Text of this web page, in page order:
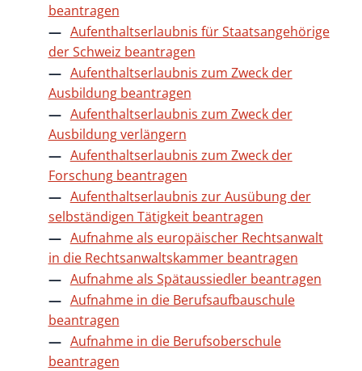
beantragen
Aufenthaltserlaubnis für Staatsangehörige
der Schweiz beantragen
Aufenthaltserlaubnis zum Zweck der
Ausbildung beantragen
Aufenthaltserlaubnis zum Zweck der
Ausbildung verlängern
Aufenthaltserlaubnis zum Zweck der
Forschung beantragen
Aufenthaltserlaubnis zur Ausübung der
selbständigen Tätigkeit beantragen
Aufnahme als europäischer Rechtsanwalt
in die Rechtsanwaltskammer beantragen
Aufnahme als Spätaussiedler beantragen
Aufnahme in die Berufsaufbauschule
beantragen
Aufnahme in die Berufsoberschule
beantragen